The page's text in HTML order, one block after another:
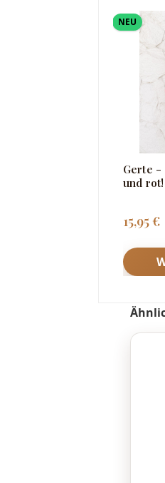
NEU
Gerte -
und rot!
15,95 €